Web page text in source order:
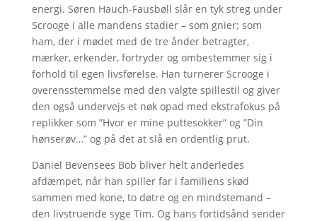
energi. Søren Hauch-Fausbøll slår en tyk streg under
Scrooge i alle mandens stadier – som gnier; som
ham, der i mødet med de tre ånder betragter,
mærker, erkender, fortryder og ombestemmer sig i
forhold til egen livsførelse. Han turnerer Scrooge i
overensstemmelse med den valgte spillestil og giver
den også undervejs et nøk opad med ekstrafokus på
replikker som ”Hvor er mine puttesokker” og ”Din
hønserøv…” og på det at slå en ordentlig prut.
Daniel Bevensees Bob bliver helt anderledes
afdæmpet, når han spiller far i familiens skød
sammen med kone, to døtre og en mindstemand –
den livstruende syge Tim. Og hans fortidsånd sender